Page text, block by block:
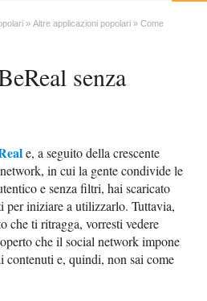
Altre applicazioni popolari
Come
senza
e, a seguito della crescente
in cui la gente condivide le
e senza filtri, hai scaricato
per iniziare a utilizzarlo. Tuttavia,
che ti ritragga, vorresti vedere
che il social network impone
contenuti e, quindi, non sai come